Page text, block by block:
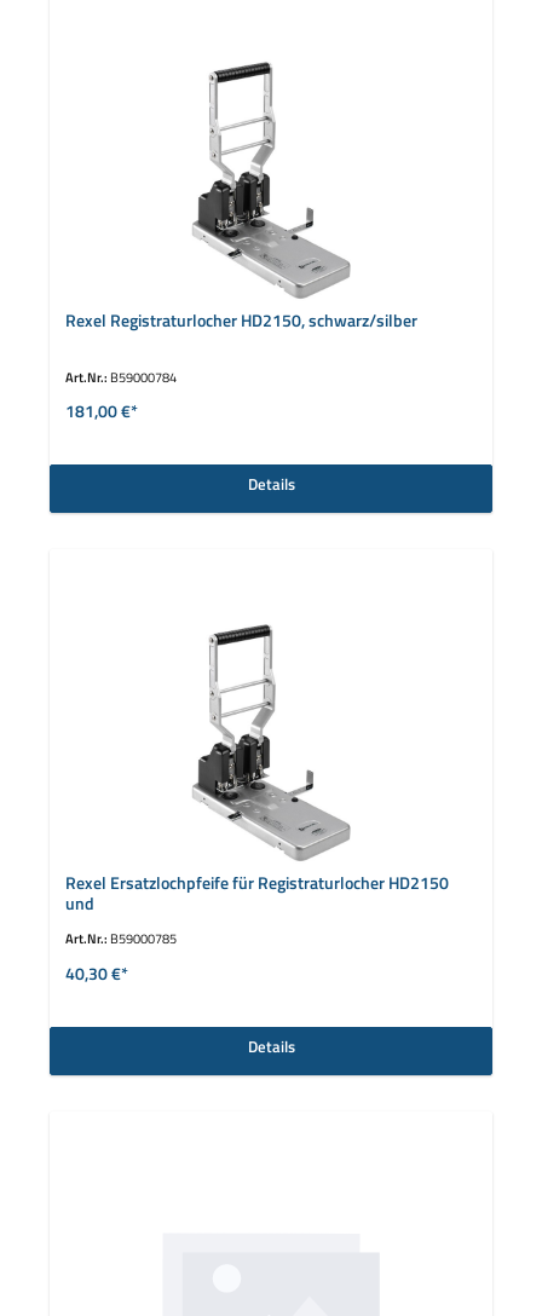
Rexel Registraturlocher HD2150, schwarz/silber
Art.Nr.: B59000784
181,00 €*
Details
Rexel Ersatzlochpfeife für Registraturlocher HD2150
und
Art.Nr.: B59000785
40,30 €*
Details